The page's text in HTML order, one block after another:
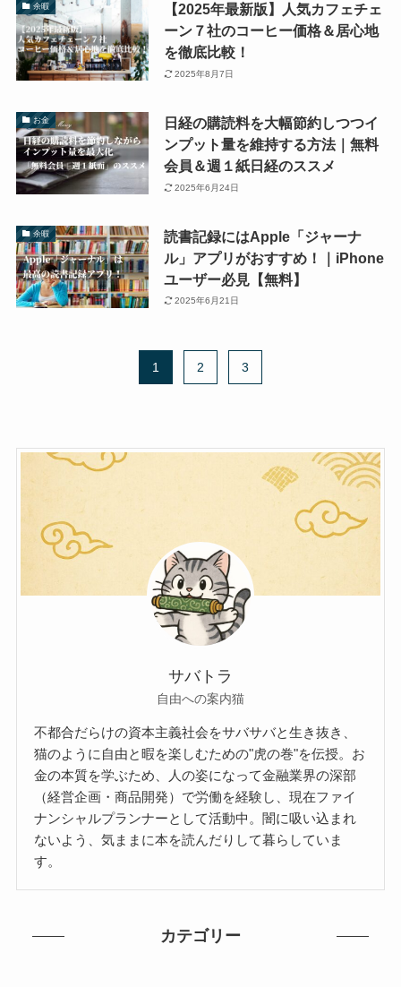
余暇
【2025年最新版】人気カフェチェ
ーン７社のコーヒー価格＆居心地
を徹底比較！
2025年8月7日
お金
日経の購読料を大幅節約しつつイ
ンプット量を維持する方法｜無料
会員＆週１紙日経のススメ
2025年6月24日
余暇
読書記録にはApple「ジャーナ
ル」アプリがおすすめ！｜iPhone
ユーザー必見【無料】
2025年6月21日
1 2 3
サバトラ
自由への案内猫
不都合だらけの資本主義社会をサバサバと生き抜き、
猫のように自由と暇を楽しむための"虎の巻"を伝授。お
金の本質を学ぶため、人の姿になって金融業界の深部
（経営企画・商品開発）で労働を経験し、現在ファイ
ナンシャルプランナーとして活動中。闇に吸い込まれ
ないよう、気ままに本を読んだりして暮らしていま
す。
カテゴリー